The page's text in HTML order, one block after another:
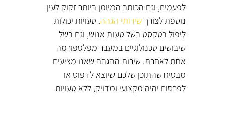
לפעמים, וגם הכותב המיומן ביותר זקוק לעין
נוספת לצורך שירותי הגהה. טעויות יכולות
ליפול בטקסט בשל טעות אנוש, וגם בשל
שיבושים טכנולוגיים במעבר מפלטפורמה
אחת לאחרת. שירות ההגהה שאנו מציעים
מבטיח שהתוכן שלכם שיוצא לדפוס או
לפרסום יהיה מקצועי ומדויק, ללא טעויות